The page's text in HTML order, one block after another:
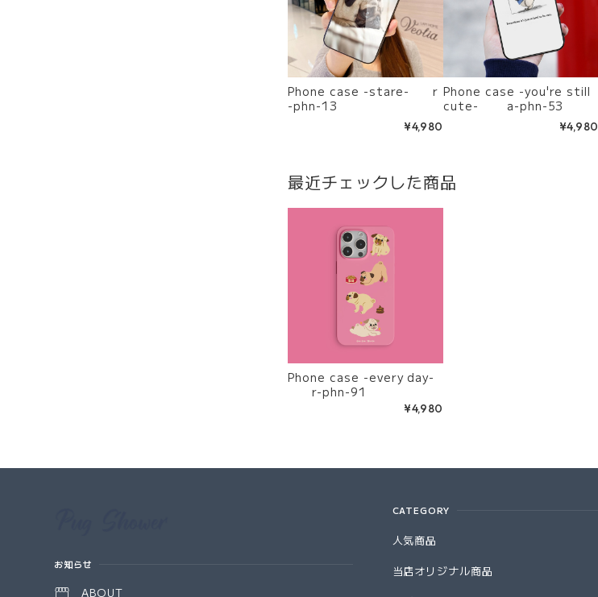
Phone case -stare- r
-phn-13
¥4,980
Phone case -you're still
cute- a-phn-53
¥4,980
最近チェックした商品
Phone case -every day-
r-phn-91
¥4,980
お知らせ
ABOUT
CATEGORY
人気商品
当店オリジナル商品